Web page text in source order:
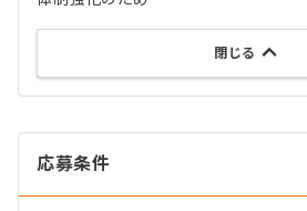
閉じる
応募条件